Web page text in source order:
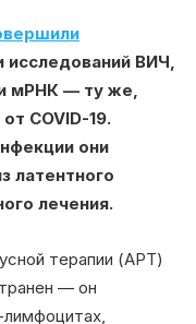
исследований ВИЧ,
мРНК — ту же,
COVID-19.
они
латентного
лечения.
терапии (АРТ)
— он